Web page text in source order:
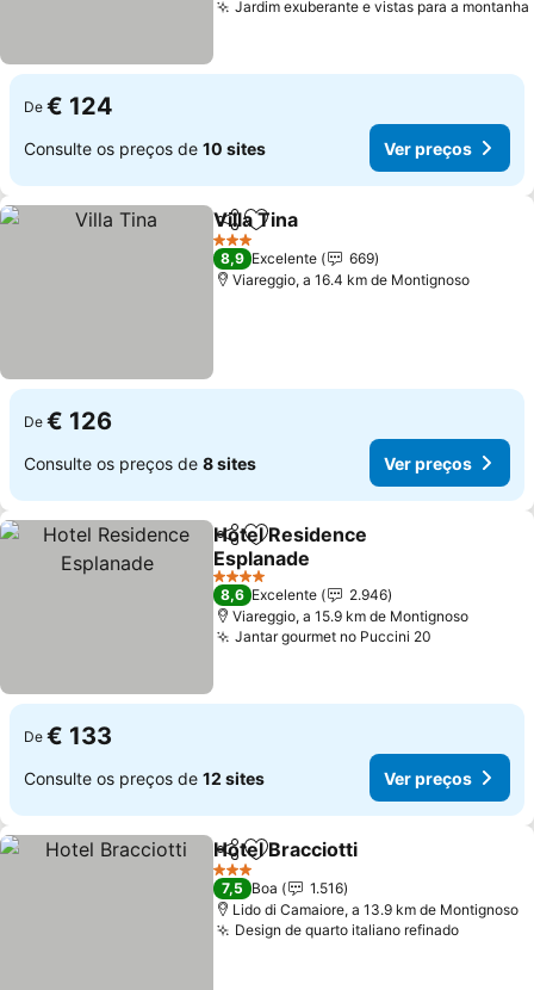
Jardim exuberante e vistas para a montanha
De € 124
Consulte os preços de 10 sites Ver preços
PartilharAdicionar aos favoritos
Villa Tina
3 Estrelas
8,9 Excelente
669
Viareggio, a 16.4 km de Montignoso
De € 126
Consulte os preços de 8 sites Ver preços
PartilharAdicionar aos favoritos
Hotel Residence
Esplanade
Ver preços
4 Estrelas
8,6 Excelente
2.946
Viareggio, a 15.9 km de Montignoso
Jantar gourmet no Puccini 20
De € 133
Consulte os preços de 12 sites Ver preços
PartilharAdicionar aos favoritos
Hotel Bracciotti
3 Estrelas
7,5 Boa
1.516
Lido di Camaiore, a 13.9 km de Montignoso
Design de quarto italiano refinadoVer